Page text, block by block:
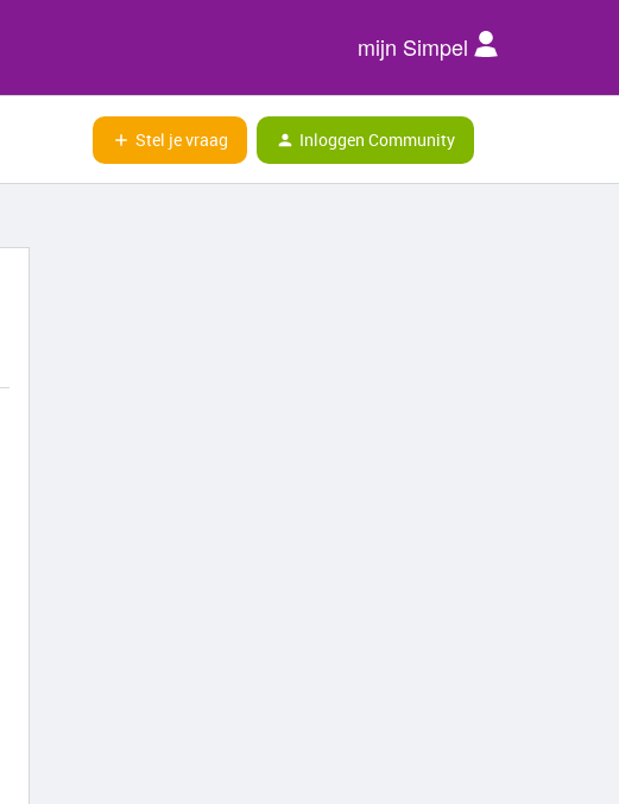
mijn Simpel
Stel je vraag Inloggen Community